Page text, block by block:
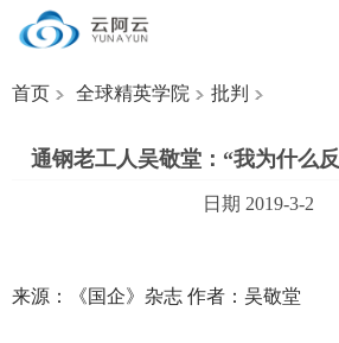
首页 全球精英学院 批判
通钢老工人吴敬堂：“我为什么
日期 2019-3-2
来源：《国企》杂志 作者：吴敬堂